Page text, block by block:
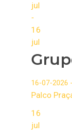
jul
-
16
jul
16-07-2026
Palco
16
jul